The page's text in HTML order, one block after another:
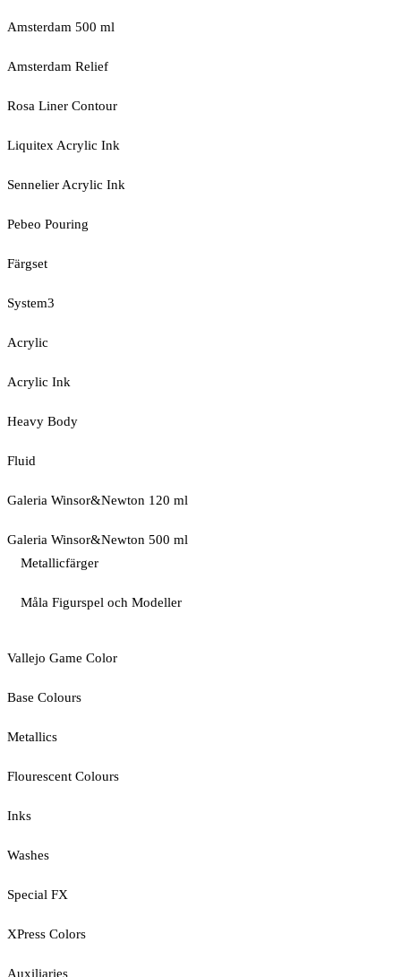
Amsterdam 500 ml
Amsterdam Relief
Rosa Liner Contour
Liquitex Acrylic Ink
Sennelier Acrylic Ink
Pebeo Pouring
Färgset
System3
Acrylic
Acrylic Ink
Heavy Body
Fluid
Galeria Winsor&Newton 120 ml
Galeria Winsor&Newton 500 ml
Metallicfärger
Måla Figurspel och Modeller
Vallejo Game Color
Base Colours
Metallics
Flourescent Colours
Inks
Washes
Special FX
XPress Colors
Auxiliaries